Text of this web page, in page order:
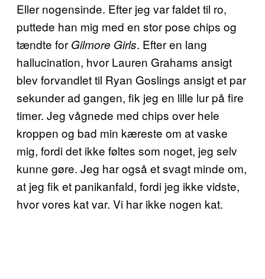
Eller nogensinde. Efter jeg var faldet til ro,
puttede han mig med en stor pose chips og
tændte for Gilmore Girls. Efter en lang
hallucination, hvor Lauren Grahams ansigt
blev forvandlet til Ryan Goslings ansigt et par
sekunder ad gangen, fik jeg en lille lur på fire
timer. Jeg vågnede med chips over hele
kroppen og bad min kæreste om at vaske
mig, fordi det ikke føltes som noget, jeg selv
kunne gøre. Jeg har også et svagt minde om,
at jeg fik et panikanfald, fordi jeg ikke vidste,
hvor vores kat var. Vi har ikke nogen kat.